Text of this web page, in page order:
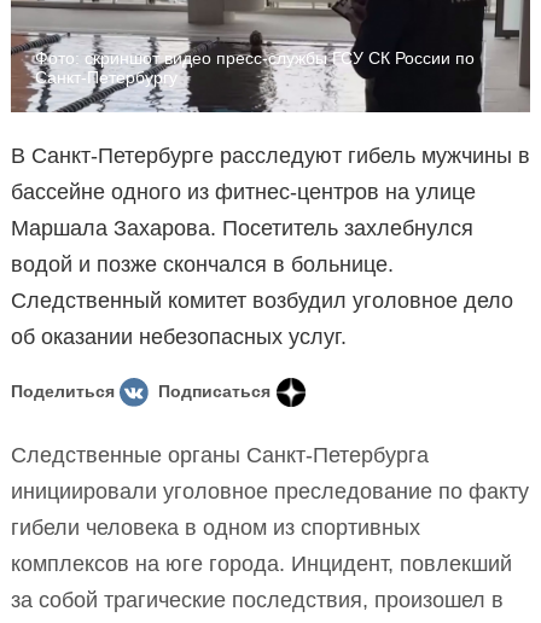
Фото: скриншот видео пресс-службы ГСУ СК России по
Санкт-Петербургу
В Санкт-Петербурге расследуют гибель мужчины в
бассейне одного из фитнес-центров на улице
Маршала Захарова. Посетитель захлебнулся
водой и позже скончался в больнице.
Следственный комитет возбудил уголовное дело
об оказании небезопасных услуг.
Поделиться Подписаться
Следственные органы Санкт-Петербурга
инициировали уголовное преследование по факту
гибели человека в одном из спортивных
комплексов на юге города. Инцидент, повлекший
за собой трагические последствия, произошел в